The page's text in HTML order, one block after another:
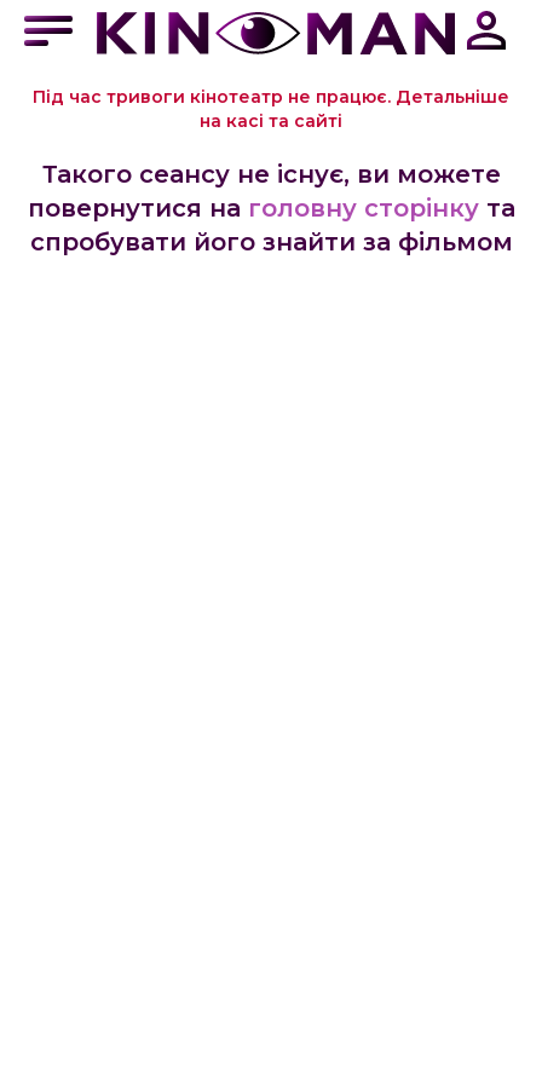
Під час тривоги кінотеатр не працює. Детальніше
на касі та сайті
Такого сеансу не існує, ви можете
повернутися на головну сторінку та
спробувати його знайти за фільмом